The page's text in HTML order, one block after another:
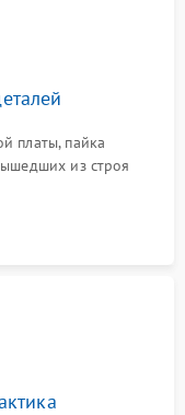
платы, пайка
из строя
неисправного
шлейфов и